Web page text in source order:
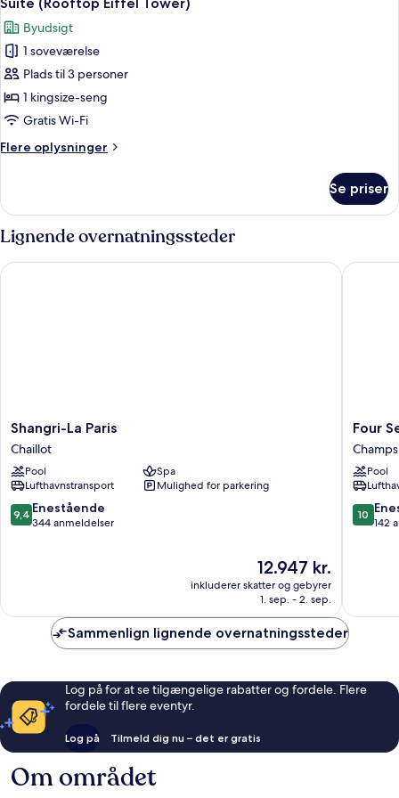
alle
billeder
af
Suite
(Rooftop
Eiffel
Byudsigt
1 soveværelse
Plads til 3 personer
1 kingsize-seng
Gratis Wi-Fi
Flere oplysninger
Flere
(Rooftop
Tower)
Se priser
Lignende overnatningssteder
Shangri-
La
Paris
Chaillot
Shangri-La Paris
Chaillot
Pool
Spa
Lufthavnstransport
Mulighed for parkering
9.4
ud
9,4 Enestående
344 anmeldelser
Prisen
er
12.947 kr.
12.947 kr.
inkluderer skatter og gebyrer
1. sep. - 2. sep.
Shangri-La Paris
Four
Seasons
Hotel
George
V
Élysées
Four
Pool
10.0
ud
10
142
Four
Sammenlign lignende overnatningssteder
Log på for at se tilgængelige rabatter og fordele. Flere
fordele til flere eventyr.
Log på Tilmeld dig nu – det er gratis
Om området